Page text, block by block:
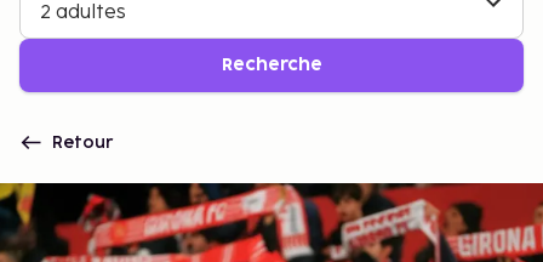
2 adultes
Recherche
Retour